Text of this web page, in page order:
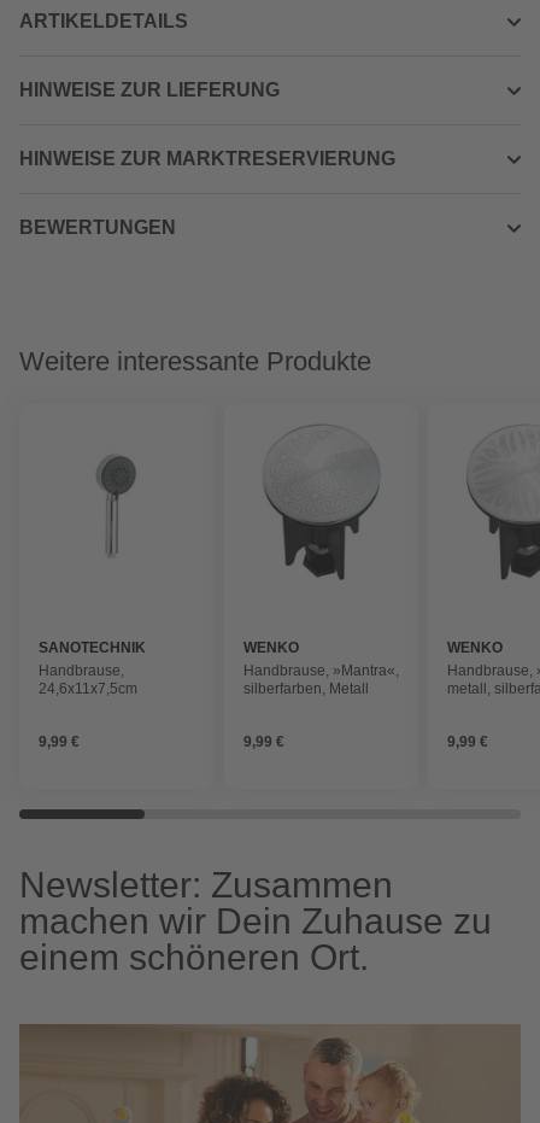
ARTIKELDETAILS
HINWEISE ZUR LIEFERUNG
HINWEISE ZUR MARKTRESERVIERUNG
BEWERTUNGEN
Weitere interessante Produkte
SANOTECHNIK
Handbrause,
24,6x11x7,5cm
9,99 €
WENKO
Handbrause, »Mantra«,
silberfarben, Metall
9,99 €
WENKO
Handbrause,
metall,
9,99 €
Newsletter: Zusammen
machen wir Dein Zuhause zu
einem schöneren Ort.